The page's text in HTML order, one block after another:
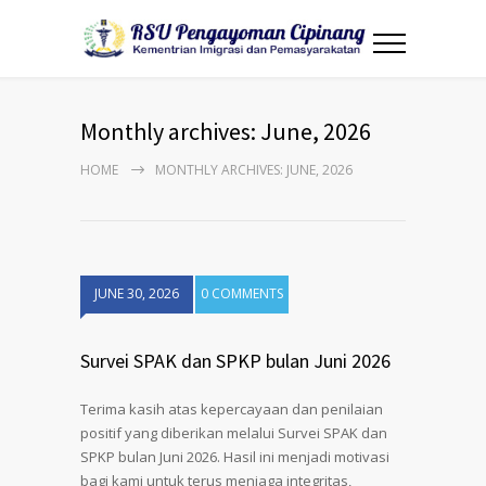
Monthly archives: June, 2026
HOME MONTHLY ARCHIVES: JUNE, 2026
JUNE 30, 2026 0 COMMENTS
Survei SPAK dan SPKP bulan Juni 2026
Terima kasih atas kepercayaan dan penilaian
positif yang diberikan melalui Survei SPAK dan
SPKP bulan Juni 2026. Hasil ini menjadi motivasi
bagi kami untuk terus menjaga integritas,